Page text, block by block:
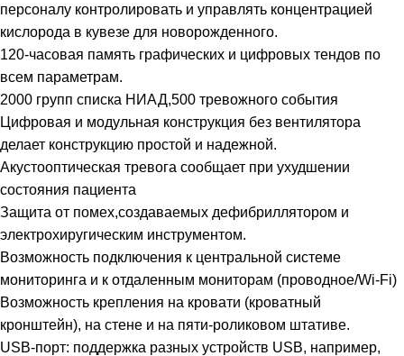
персоналу контролировать и управлять концентрацией
кислорода в кувезе для новорожденного.
120-часовая память графических и цифровых тендов по
всем параметрам.
2000 групп списка НИАД,500 тревожного события
Цифровая и модульная конструкция без вентилятора
делает конструкцию простой и надежной.
Акустооптическая тревога сообщает при ухудшении
состояния пациента
Защита от помех,создаваемых дефибриллятором и
электрохиругическим инструментом.
Возможность подключения к центральной системе
мониторинга и к отдаленным мониторам (проводное/Wi-Fi)
Возможность крепления на кровати (кроватный
кронштейн), на стене и на пяти-роликовом штативе.
USB-порт: поддержка разных устройств USB, например,